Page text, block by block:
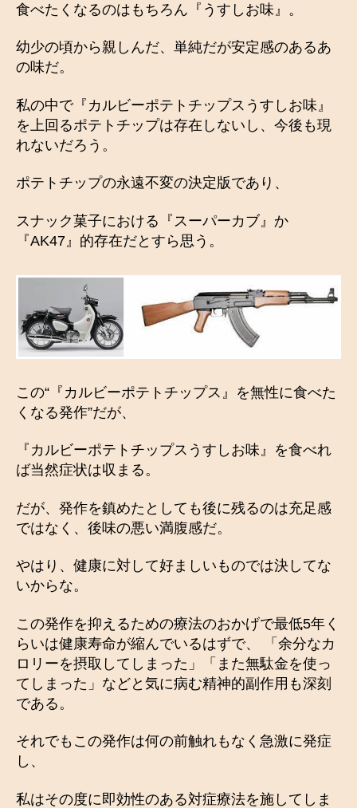
食べたくなるのはもちろん『うすしお味』。
幼少の頃から親しんだ、単純だが安定感のあるあ
の味だ。
私の中で『カルビーポテトチップスうすしお味』
を上回るポテトチップは存在しないし、今後も現
れないだろう。
ポテトチップの永遠不変の決定版であり、
スナック菓子における『スーパーカブ』か
『AK47』的存在だとすら思う。
この“『カルビーポテトチップス』を無性に食べた
くなる発作”だが、
『カルビーポテトチップスうすしお味』を食べれ
ば当然症状は収まる。
だが、発作を鎮めたとしても後に残るのは充足感
ではなく、後味の悪い満腹感だ。
やはり、健康に対して好ましいものでは決してな
いからな。
この発作を抑えるための療法のおかげで最低5年く
らいは健康寿命が縮んでいるはずで、 「余分なカ
ロリーを摂取してしまった」「また無駄金を使っ
てしまった」などと気に病む精神的副作用も深刻
である。
それでもこの発作は何の前触れもなく急激に発症
し、
私はその度に即効性のある対症療法を施してしま